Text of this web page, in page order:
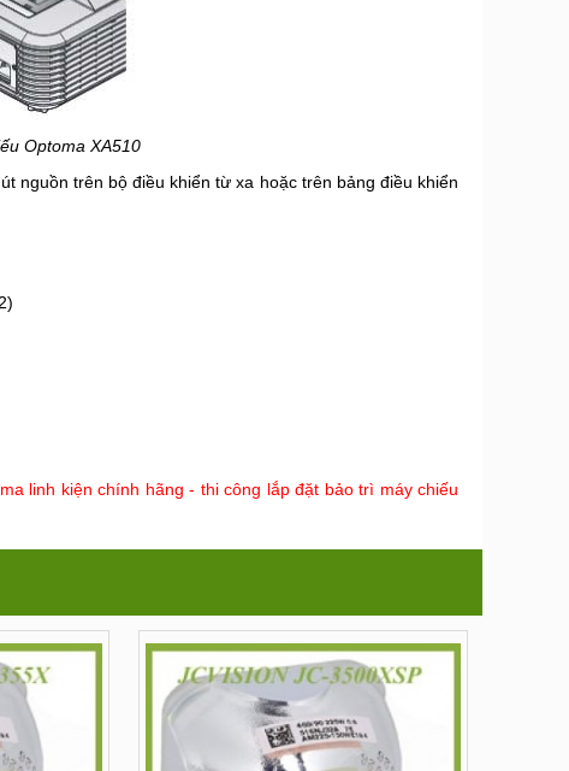
Optoma XA510
nguồn trên bộ điều khiển từ xa hoặc trên bảng điều khiển
linh kiện chính hãng - thi công lắp đặt bảo trì máy chiếu